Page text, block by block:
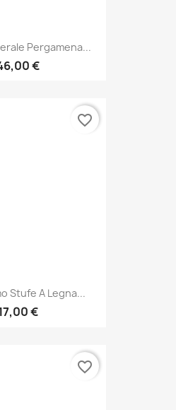
Pergamena...
€
Stufe A Legna...
€
favorite_border
favorite_border